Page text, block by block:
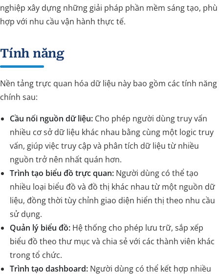
nghiệp xây dựng những giải pháp phần mềm sáng tạo, phù
hợp với nhu cầu vận hành thực tế.
Tính năng
Nền tảng trực quan hóa dữ liệu này bao gồm các tính năng
chính sau:
Cầu nối nguồn dữ liệu: Cho phép người dùng truy vấn
nhiều cơ sở dữ liệu khác nhau bằng cùng một logic truy
vấn, giúp việc truy cập và phân tích dữ liệu từ nhiều
nguồn trở nên nhất quán hơn.
Trình tạo biểu đồ trực quan: Người dùng có thể tạo
nhiều loại biểu đồ và đồ thị khác nhau từ một nguồn dữ
liệu, đồng thời tùy chỉnh giao diện hiển thị theo nhu cầu
sử dụng.
Quản lý biểu đồ: Hệ thống cho phép lưu trữ, sắp xếp
biểu đồ theo thư mục và chia sẻ với các thành viên khác
trong tổ chức.
Trình tạo dashboard: Người dùng có thể kết hợp nhiều